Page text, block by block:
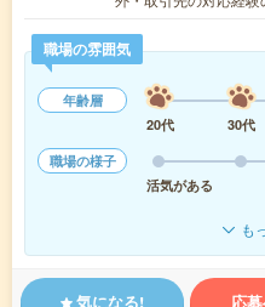
職場の雰囲気
年齢層
20代
30代
職場の様子
活気がある
も
気になる! 応